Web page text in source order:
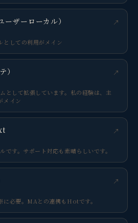
ザーローカル）
としての利用がメイン
↗
）
として拡張しています。私の経験は、主
メイン
↗
です。サポート対応も素晴らしいです。
↗
に必要。MAとの連携もHotです。
↗